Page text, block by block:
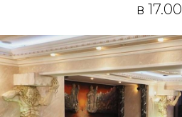
в 17.00